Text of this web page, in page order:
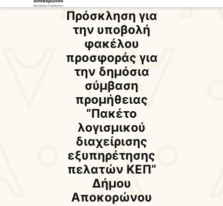
Ανακοινώσεις
Δελτία Τύπου
Δημοπρασίες
Προκηρ. Δημ. Συμβάσεων
Εντεταλμένοι Δημοτικοί
Δημοτικό Συμβούλιο
Δημοτική Επιτροπή
Δ.Ε. Αρμένων
Δ.Ε. Ασή Γωνιάς
Δ.Ε. Γεωργιουπόλεως
Δ.Ε. Κρυονερίδας
Πρόσκληση για
την υποβολή
φακέλου
προσφοράς για
την δημόσια
σύμβαση
προμήθειας
“Πακέτο
λογισμικού
διαχείρισης
εξυπηρέτησης
πελατών ΚΕΠ”
Δήμου
Αποκορώνου